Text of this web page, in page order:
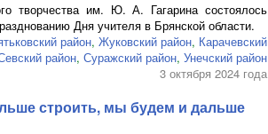
творчества им. Ю. А. Гагаринасостоялось
Дня учителя в Брянской области.
район, Жуковский район, Карачевский
район, Суражский район, Унечский район
3 октября 2024 года
строить, мы будем и дальше